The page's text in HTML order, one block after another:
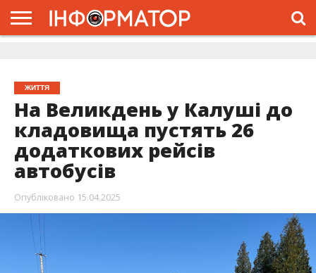
ЖИТТЯ
На Великдень у Калуші до
кладовища пустять 26
додаткових рейсів
автобусів
Опубліковано 15.04.2025